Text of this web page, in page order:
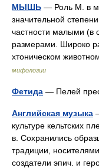
МЫШЬ — Роль М. в
значительной
частности малыми (в
размерами. Широко
хтоническом
мифологии
Фетида — Пелей
Английская музыка
культуре кельтских
в. Сохранились
традиции,
создатели эпич. и